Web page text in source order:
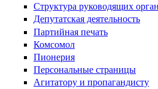
Структура руководящих
Депутатская деятельность
Партийная печать
Комсомол
Пионерия
Персональные страницы
Агитатору и пропагандисту